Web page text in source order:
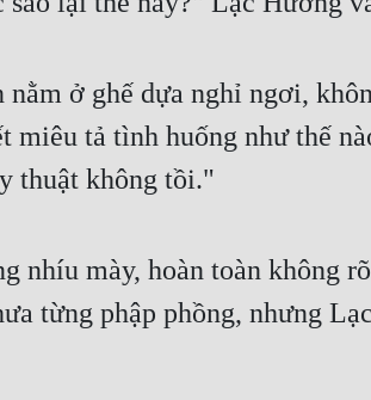
nằm ở ghế dựa nghỉ ngơi,
miêu tả tình huống như thế
thuật không tồi."
nhíu mày, hoàn toàn không
từng phập phồng, nhưng